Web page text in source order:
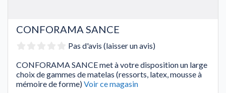
CONFORAMA SANCE
Pas d'avis (laisser un avis)
CONFORAMA SANCE met à votre disposition un large
choix de gammes de matelas (ressorts, latex, mousse à
mémoire de forme)Voir ce magasin